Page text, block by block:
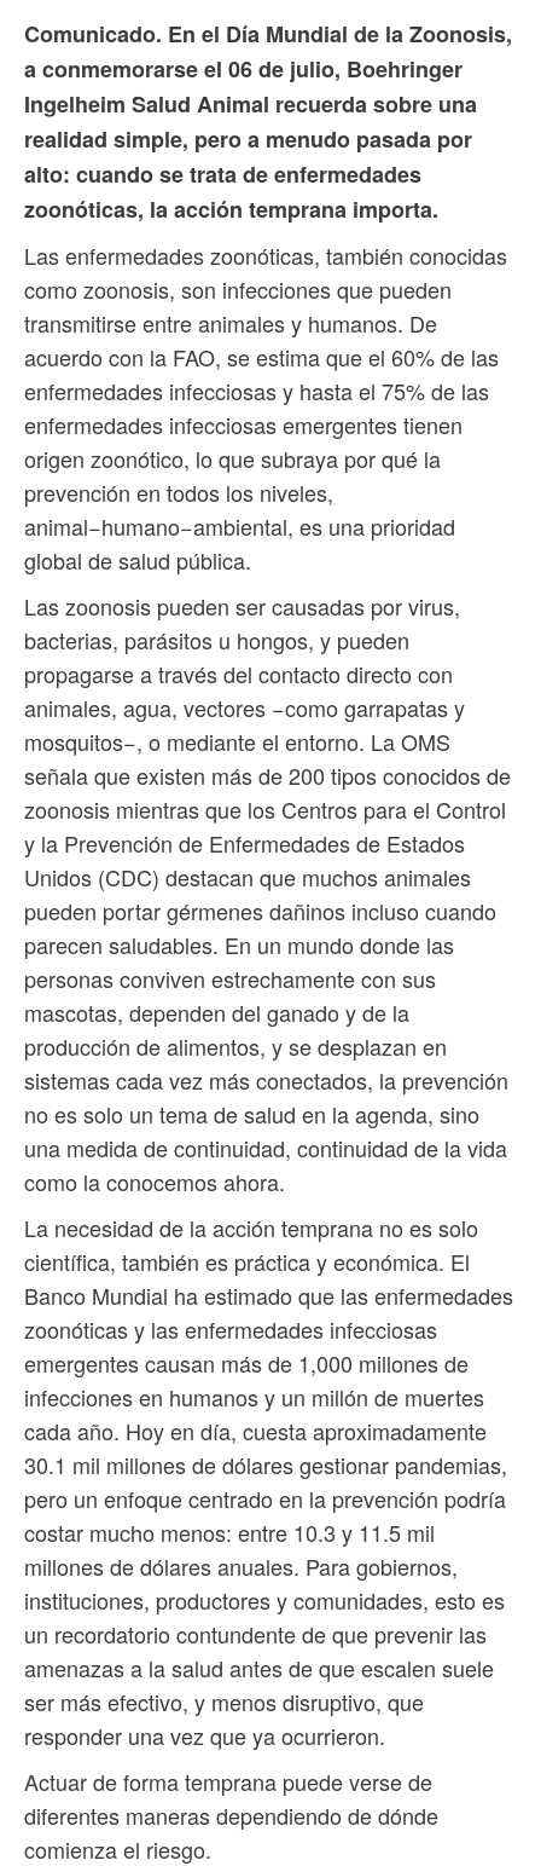
Comunicado. En el Día Mundial de la Zoonosis,
a conmemorarse el 06 de julio, Boehringer
Ingelheim Salud Animal recuerda sobre una
realidad simple, pero a menudo pasada por
alto: cuando se trata de enfermedades
zoonóticas, la acción temprana importa.
Las enfermedades zoonóticas, también conocidas
como zoonosis, son infecciones que pueden
transmitirse entre animales y humanos. De
acuerdo con la FAO, se estima que el 60% de las
enfermedades infecciosas y hasta el 75% de las
enfermedades infecciosas emergentes tienen
origen zoonótico, lo que subraya por qué la
prevención en todos los niveles,
animal−humano−ambiental, es una prioridad
global de salud pública.
Las zoonosis pueden ser causadas por virus,
bacterias, parásitos u hongos, y pueden
propagarse a través del contacto directo con
animales, agua, vectores −como garrapatas y
mosquitos−, o mediante el entorno. La OMS
señala que existen más de 200 tipos conocidos de
zoonosis mientras que los Centros para el Control
y la Prevención de Enfermedades de Estados
Unidos (CDC) destacan que muchos animales
pueden portar gérmenes dañinos incluso cuando
parecen saludables. En un mundo donde las
personas conviven estrechamente con sus
mascotas, dependen del ganado y de la
producción de alimentos, y se desplazan en
sistemas cada vez más conectados, la prevención
no es solo un tema de salud en la agenda, sino
una medida de continuidad, continuidad de la vida
como la conocemos ahora.
La necesidad de la acción temprana no es solo
científica, también es práctica y económica. El
Banco Mundial ha estimado que las enfermedades
zoonóticas y las enfermedades infecciosas
emergentes causan más de 1,000 millones de
infecciones en humanos y un millón de muertes
cada año. Hoy en día, cuesta aproximadamente
30.1 mil millones de dólares gestionar pandemias,
pero un enfoque centrado en la prevención podría
costar mucho menos: entre 10.3 y 11.5 mil
millones de dólares anuales. Para gobiernos,
instituciones, productores y comunidades, esto es
un recordatorio contundente de que prevenir las
amenazas a la salud antes de que escalen suele
ser más efectivo, y menos disruptivo, que
responder una vez que ya ocurrieron.
Actuar de forma temprana puede verse de
diferentes maneras dependiendo de dónde
comienza el riesgo.